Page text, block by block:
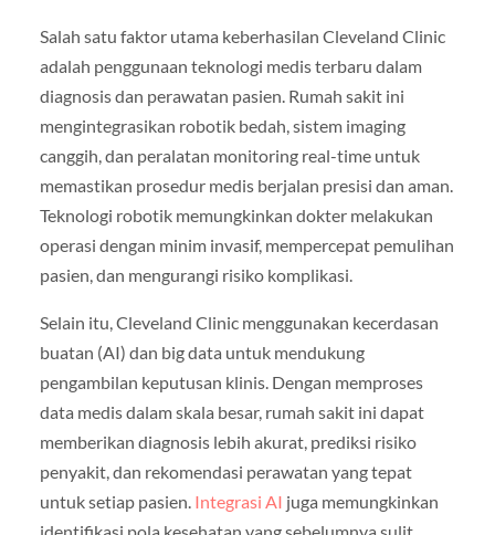
Salah satu faktor utama keberhasilan Cleveland Clinic
adalah penggunaan teknologi medis terbaru dalam
diagnosis dan perawatan pasien. Rumah sakit ini
mengintegrasikan robotik bedah, sistem imaging
canggih, dan peralatan monitoring real-time untuk
memastikan prosedur medis berjalan presisi dan aman.
Teknologi robotik memungkinkan dokter melakukan
operasi dengan minim invasif, mempercepat pemulihan
pasien, dan mengurangi risiko komplikasi.
Selain itu, Cleveland Clinic menggunakan kecerdasan
buatan (AI) dan big data untuk mendukung
pengambilan keputusan klinis. Dengan memproses
data medis dalam skala besar, rumah sakit ini dapat
memberikan diagnosis lebih akurat, prediksi risiko
penyakit, dan rekomendasi perawatan yang tepat
untuk setiap pasien. Integrasi AI juga memungkinkan